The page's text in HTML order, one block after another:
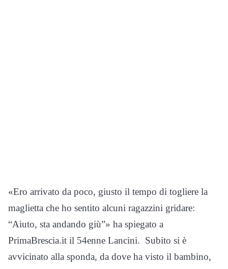
«Ero arrivato da poco, giusto il tempo di togliere la
maglietta che ho sentito alcuni ragazzini gridare:
“Aiuto, sta andando giù”» ha spiegato a
PrimaBrescia.it il 54enne Lancini. Subito si è
avvicinato alla sponda, da dove ha visto il bambino,